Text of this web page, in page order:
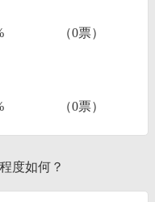
（0票）
（0票）
度如何？